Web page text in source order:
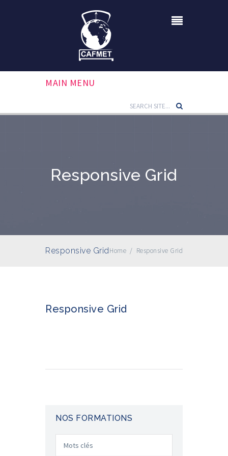
MAIN MENU
Responsive Grid
Responsive GridHome / Responsive Grid
Responsive Grid
NOS FORMATIONS